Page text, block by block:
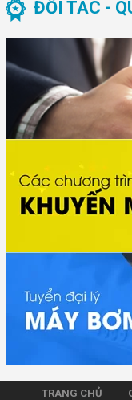
ĐỐI TÁC -
TRANG CHỦ